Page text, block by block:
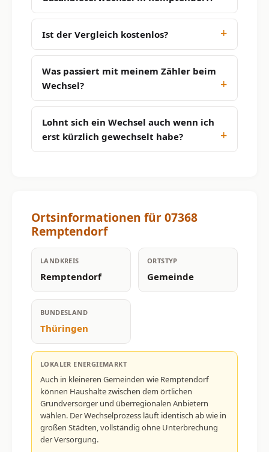
Ist der Vergleich kostenlos?
Was passiert mit meinem Zähler beim
Wechsel?
Lohnt sich ein Wechsel auch wenn ich
erst kürzlich gewechselt habe?
Ortsinformationen für 07368
Remptendorf
LANDKREIS
Remptendorf
ORTSTYP
Gemeinde
BUNDESLAND
Thüringen
LOKALER ENERGIEMARKT
Auch in kleineren Gemeinden wie Remptendorf
können Haushalte zwischen dem örtlichen
Grundversorger und überregionalen Anbietern
wählen. Der Wechselprozess läuft identisch ab wie in
großen Städten, vollständig ohne Unterbrechung
der Versorgung.